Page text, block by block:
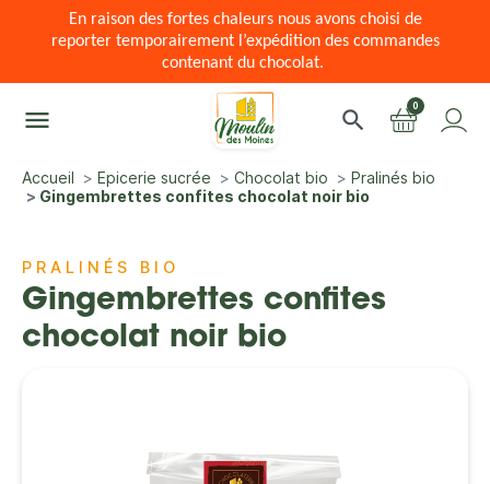
En raison des fortes chaleurs nous avons choisi de
reporter temporairement l’expédition des commandes
contenant du chocolat.
menu search 0
Accueil Epicerie sucrée Chocolat bio
Pralinés bio
Gingembrettes confites chocolat noir bio
PRALINÉS BIO
Gingembrettes confites
chocolat noir bio